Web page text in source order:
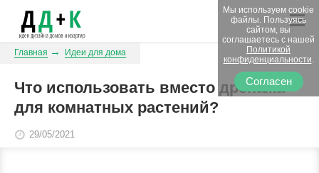
Главная Идеи для дома
Что использовать вместо дренажа
для комнатных растений?
29/05/2021
Мы используем cookie
файлы. Пользуясь
сайтом, вы
соглашаетесь с нашей
Политикой
конфиденциальности.
Согласен